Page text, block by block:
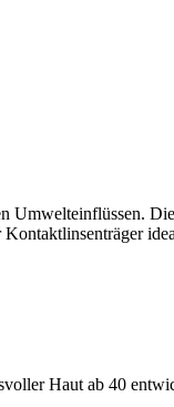
Haut ab 40